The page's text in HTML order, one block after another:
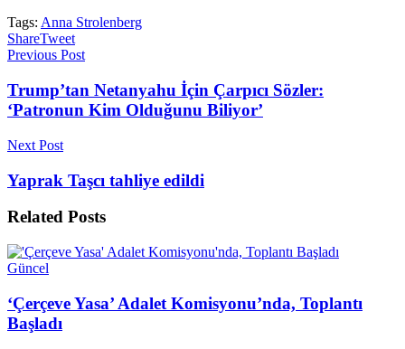
Tags: Anna Strolenberg
ShareTweet
Previous Post
Trump’tan Netanyahu İçin Çarpıcı Sözler:
‘Patronun Kim Olduğunu Biliyor’
Next Post
Yaprak Taşcı tahliye edildi
Related Posts
Güncel
‘Çerçeve Yasa’ Adalet Komisyonu’nda, Toplantı
Başladı